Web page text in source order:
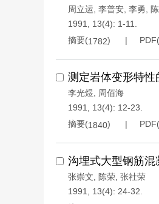
周立运 李普安 李勇
1991, 13(4): 1-11.
摘要(1782) PDF(
测定岩体变形特
李光煜
周佰海
1991, 13(4): 12-23.
摘要(1840) PDF(
沟埋式大型钢筋
张崇文 陈荣 张社荣
1991, 13(4): 24-32.